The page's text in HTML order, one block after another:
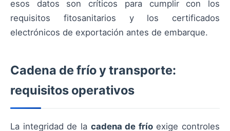
esos datos son críticos para cumplir con los
requisitos fitosanitarios y los certificados
electrónicos de exportación antes de embarque.
Cadena de frío y transporte:
requisitos operativos
La integridad de la cadena de fríoexige controles